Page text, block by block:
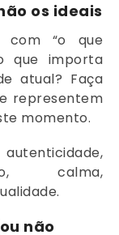
os ideais
com “o que
que importa
atual? Faça
representem
momento.
calma,
não